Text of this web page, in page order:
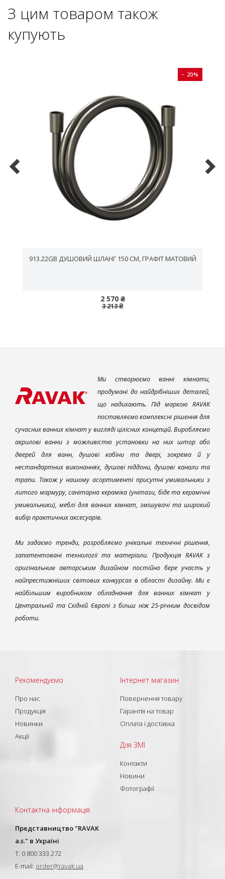
З цим товаром також
купують
− 20%
913.22GB ДУШОВИЙ ШЛАНГ 150 СМ, ГРАФІТ МАТОВИЙ
2 570 ₴
3 213 ₴
Ми створюємо ванні кімнати,
продумані до найдрібніших деталей,
що надихають. Під маркою RAVAK
поставляємо комплексні рішення для
сучасних ванних кімнат у вигляді цілісних концепцій. Виробляємо
акрилові ванни з можливістю установки на них штор або
дверей для ванн, душові кабіни та двері, зокрема й у
нестандартних виконаннях, душові піддони, душові канали та
трапи. Також у нашому асортименті присутні умивальники з
литого мармуру, санітарна кераміка (унітази, біде та керамічні
умивальники), меблі для ванних кімнат, змішувачі та широкий
вибір практичних аксесуарів.
Ми задаємо тренди, розробляємо унікальні технічні рішення,
запатентовані технології та матеріали. Продукція RAVAK з
оригінальним авторським дизайном постійно бере участь у
найпрестижніших світових конкурсах в області дизайну. Ми є
найбільшим виробником обладнання для ванних кімнат у
Центральній та Східній Європі з більш ніж 25-річним досвідом
роботи.
Рекомендуємо
Про нас
Продукція
Новинки
Акції
Інтернет магазин
Повернення товару
Гарантія на товар
Оплата і доставка
Для ЗМІ
Контакти
Новини
Фотографії
Контактна інформація
Представництво "RAVAK
a.s." в Україні
T: 0 800 333 272
E-mail: order@ravak.ua